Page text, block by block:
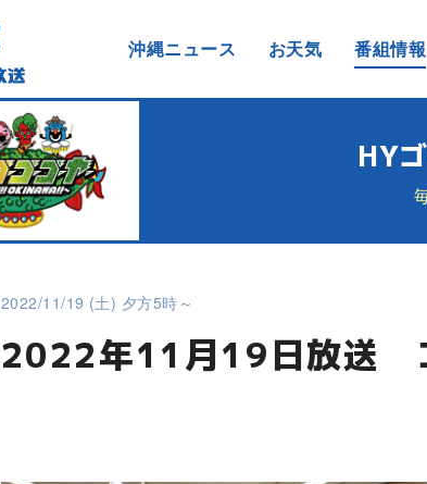
沖縄ニュース お天気 番組情報
HY
2022/11/19 (土) 夕方5時～
2022年11月19日放送